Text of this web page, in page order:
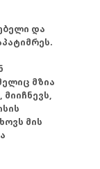
და
მზია
მის